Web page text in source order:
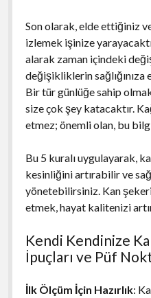
Son olarak, elde ettiğiniz
izlemek işinize
alarak zaman içindeki
değişikliklerin
Bir tür günlüğe sahip
size çok şey katacaktır.
etmez; önemli olan, bu
Bu 5 kuralı uygulayarak,
kesinliğini artırabilir ve
yönetebilirsiniz. Kan
etmek, hayat kalitenizi
Kendi Kendinize
İpuçları ve Püf
İlk Ölçüm İçin Hazırlık: